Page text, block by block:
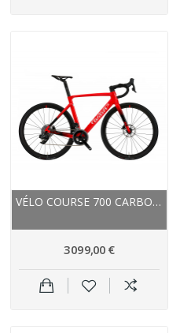
VÉLO COURSE 700 CARBON WILIER 2023 CENTO10 SL...
3 099,00 €